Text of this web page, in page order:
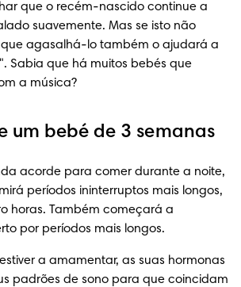
que o recém-nascido continue a
suavemente. Mas se isto não
que agasalhá-lo também o ajudará a
Sabia que há muitos bebés que
a música?
um bebé de 3 semanas
acorde para comer durante a noite,
períodos ininterruptos mais longos,
horas. Também começará a
por períodos mais longos.
a amamentar, as suas hormonas
padrões de sono para que coincidam